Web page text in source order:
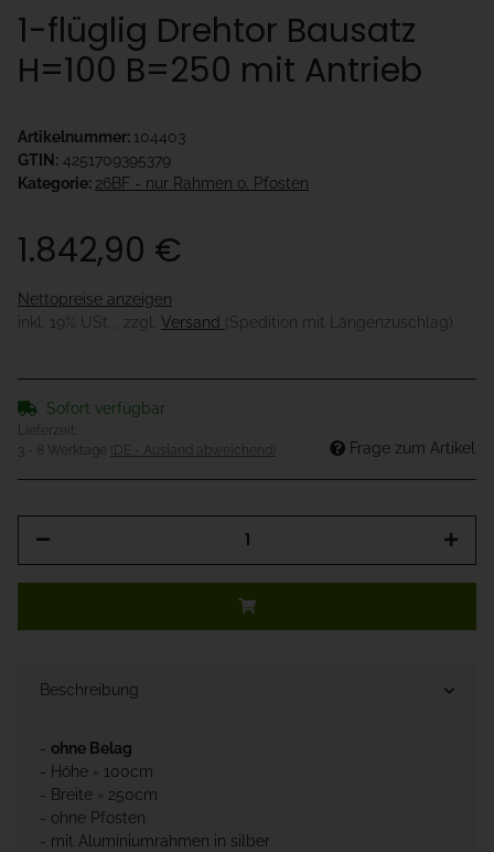
1-flüglig Drehtor Bausatz
H=100 B=250 mit Antrieb
Artikelnummer: 104403
GTIN: 4251709395379
Kategorie: 26BF - nur Rahmen o. Pfosten
1.842,90 €
Nettopreise anzeigen
inkl. 19% USt. , zzgl. Versand (Spedition mit Längenzuschlag)
Sofort verfügbar
Lieferzeit:
3 - 8 Werktage
(DE - Ausland abweichend) Frage zum Artikel
Beschreibung
- ohne Belag
- Höhe = 100cm
- Breite = 250cm
- ohne Pfosten
- mit Aluminiumrahmen in silber